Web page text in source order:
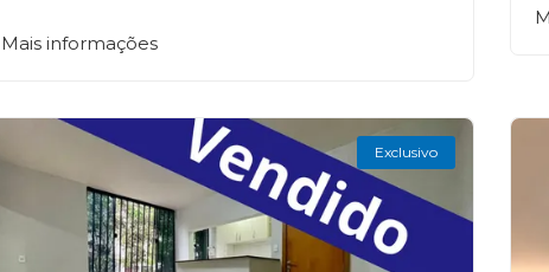
Mais informações
Exclusivo